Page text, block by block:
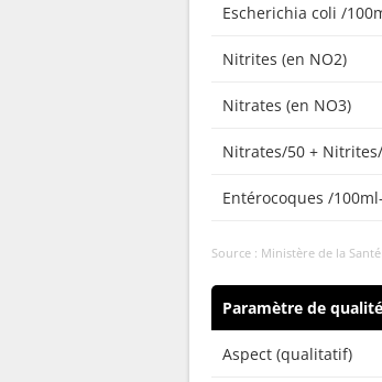
Escherichia coli /
Nitrites (en NO2)
Nitrates (en NO3)
Nitrates/50 +
Entérocoques /
Source : Ministère de la Santé
Paramètre de qualité
Aspect (qualitatif)